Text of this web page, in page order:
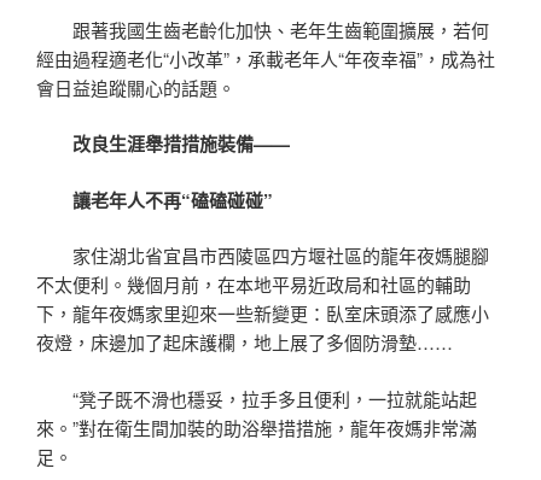
跟著我國生齒老齡化加快、老年生齒範圍擴展，若何
經由過程適老化“小改革”，承載老年人“年夜幸福”，成為社
會日益追蹤關心的話題。
改良生涯舉措措施裝備——
讓老年人不再“磕磕碰碰”
家住湖北省宜昌市西陵區四方堰社區的龍年夜媽腿腳
不太便利。幾個月前，在本地平易近政局和社區的輔助
下，龍年夜媽家里迎來一些新變更：臥室床頭添了感應小
夜燈，床邊加了起床護欄，地上展了多個防滑墊……
“凳子既不滑也穩妥，拉手多且便利，一拉就能站起
來。”對在衛生間加裝的助浴舉措措施，龍年夜媽非常滿
足。